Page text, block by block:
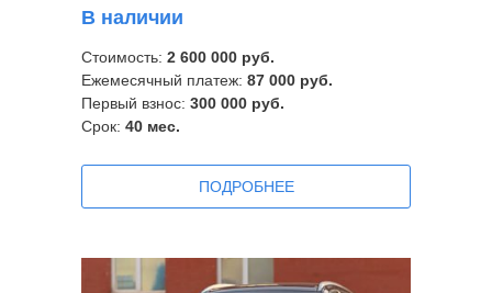
ПOДРОБНЕЕ
В наличии
Стоимость: 2 600 000 руб.
Ежемесячный платеж: 87 000 руб.
Первый взнос: 300 000 руб.
Срок: 40 мес.